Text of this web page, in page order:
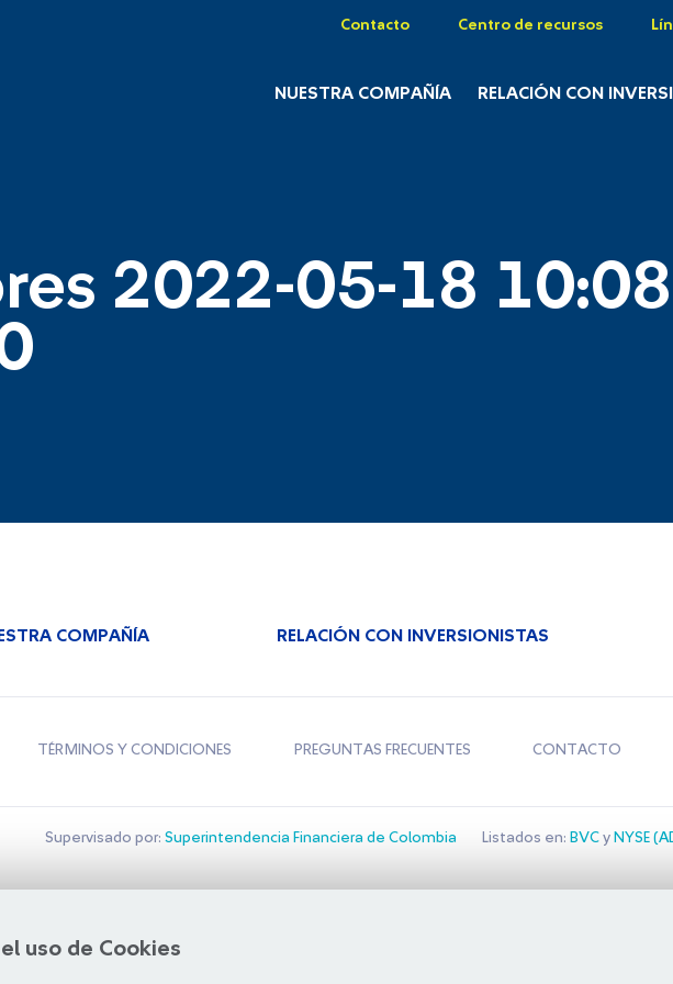
Contacto Centro de recursos
NUESTRA COMPAÑÍA RELACIÓN CON
2022-05-18
uso de Cookies
COMPAÑÍA RELACIÓN CON INVERSIONISTAS
TÉRMINOS Y CONDICIONES PREGUNTAS FRECUENTES CONTACTO
Supervisado por: Superintendencia Financiera de Colombia Listados en: BVCy NYSE